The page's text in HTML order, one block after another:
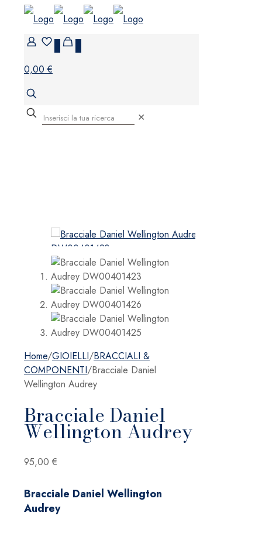
0,00 €
✕
Home/GIOIELLI/BRACCIALI &
COMPONENTI/Bracciale Daniel
Wellington Audrey
Bracciale Daniel
Wellington Audrey
95,00 €
Bracciale Daniel Wellington
Audrey